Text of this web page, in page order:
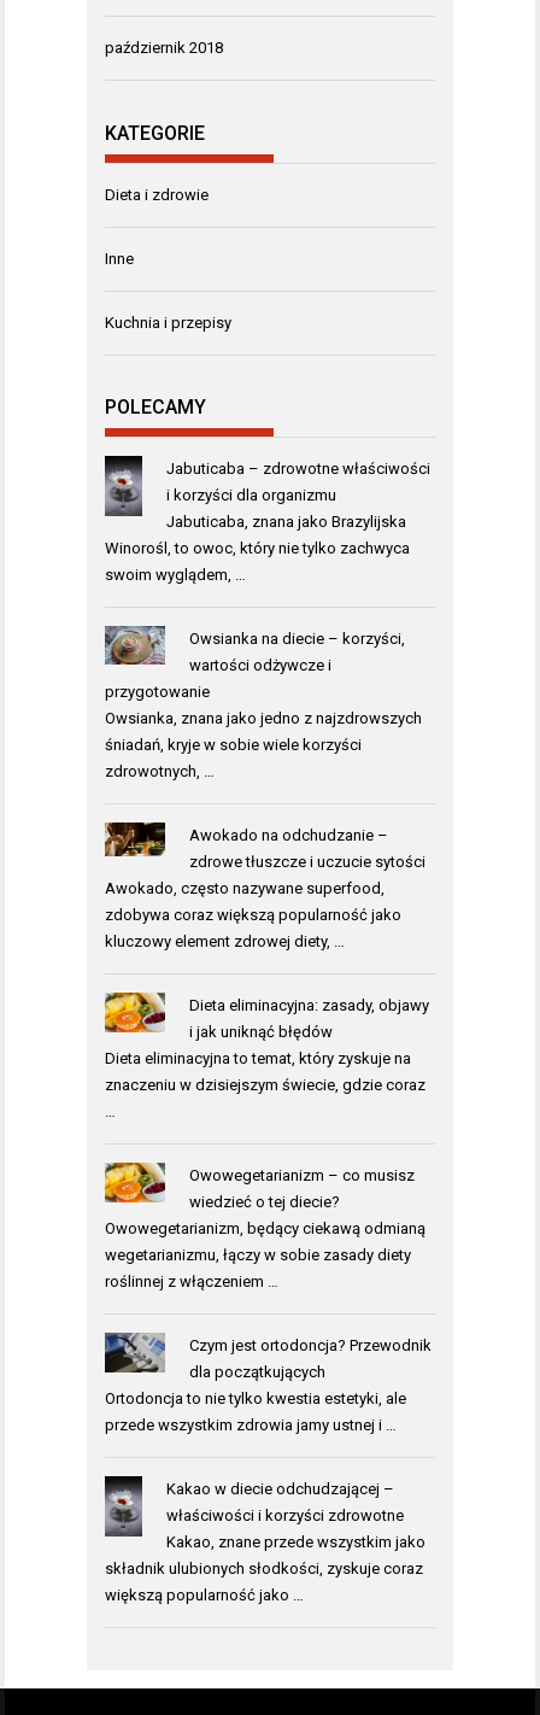
październik 2018
KATEGORIE
Dieta i zdrowie
Inne
Kuchnia i przepisy
POLECAMY
Jabuticaba – zdrowotne właściwości
i korzyści dla organizmu
Jabuticaba, znana jako Brazylijska
Winorośl, to owoc, który nie tylko zachwyca
swoim wyglądem, …
Owsianka na diecie – korzyści,
wartości odżywcze i
przygotowanie
Owsianka, znana jako jedno z najzdrowszych
śniadań, kryje w sobie wiele korzyści
zdrowotnych, …
Awokado na odchudzanie –
zdrowe tłuszcze i uczucie sytości
Awokado, często nazywane superfood,
zdobywa coraz większą popularność jako
kluczowy element zdrowej diety, …
Dieta eliminacyjna: zasady, objawy
i jak uniknąć błędów
Dieta eliminacyjna to temat, który zyskuje na
znaczeniu w dzisiejszym świecie, gdzie coraz
…
Owowegetarianizm – co musisz
wiedzieć o tej diecie?
Owowegetarianizm, będący ciekawą odmianą
wegetarianizmu, łączy w sobie zasady diety
roślinnej z włączeniem …
Czym jest ortodoncja? Przewodnik
dla początkujących
Ortodoncja to nie tylko kwestia estetyki, ale
przede wszystkim zdrowia jamy ustnej i …
Kakao w diecie odchudzającej –
właściwości i korzyści zdrowotne
Kakao, znane przede wszystkim jako
składnik ulubionych słodkości, zyskuje coraz
większą popularność jako …